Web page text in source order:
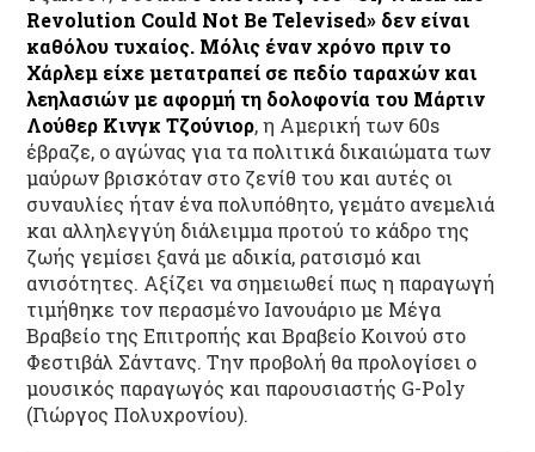
Revolution Could Not Be Televised» δεν είναι
καθόλου τυχαίος. Μόλις έναν χρόνο πριν το
Χάρλεμ είχε μετατραπεί σε πεδίο ταραχών και
λεηλασιών με αφορμή τη δολοφονία του Μάρτιν
Λούθερ Κινγκ Τζούνιορ, η Αμερική των 60s
έβραζε, ο αγώνας για τα πολιτικά δικαιώματα των
μαύρων βρισκόταν στο ζενίθ του και αυτές οι
συναυλίες ήταν ένα πολυπόθητο, γεμάτο ανεμελιά
και αλληλεγγύη διάλειμμα προτού το κάδρο της
ζωής γεμίσει ξανά με αδικία, ρατσισμό και
ανισότητες. Αξίζει να σημειωθεί πως η παραγωγή
τιμήθηκε τον περασμένο Ιανουάριο με Μέγα
Βραβείο της Επιτροπής και Βραβείο Κοινού στο
Φεστιβάλ Σάντανς. Την προβολή θα προλογίσει ο
μουσικός παραγωγός και παρουσιαστής G-Poly
(Γιώργος Πολυχρονίου).